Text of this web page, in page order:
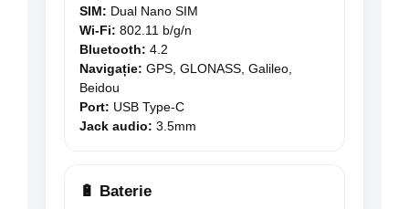
SIM: Dual Nano SIM
Wi-Fi: 802.11 b/g/n
Bluetooth: 4.2
Navigație: GPS, GLONASS, Galileo,
Beidou
Port: USB Type-C
Jack audio: 3.5mm
🔋 Baterie